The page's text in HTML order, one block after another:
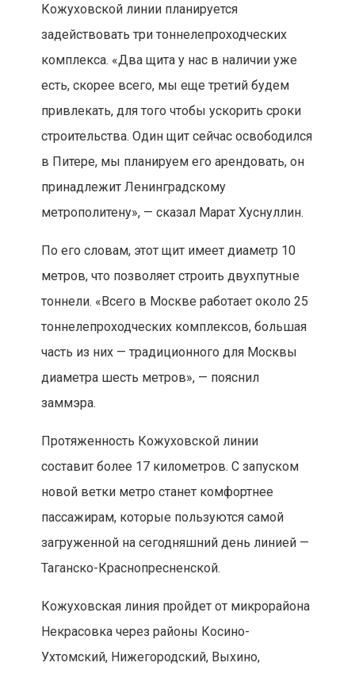
Кожуховской линии планируется
задействовать три тоннелепроходческих
комплекса. «Два щита у нас в наличии уже
есть, скорее всего, мы еще третий будем
привлекать, для того чтобы ускорить сроки
строительства. Один щит сейчас освободился
в Питере, мы планируем его арендовать, он
принадлежит Ленинградскому
метрополитену», — сказал Марат Хуснуллин.
По его словам, этот щит имеет диаметр 10
метров, что позволяет строить двухпутные
тоннели. «Всего в Москве работает около 25
тоннелепроходческих комплексов, большая
часть из них — традиционного для Москвы
диаметра шесть метров», — пояснил
заммэра.
Протяженность Кожуховской линии
составит более 17 километров. С запуском
новой ветки метро станет комфортнее
пассажирам, которые пользуются самой
загруженной на сегодняшний день линией —
Таганско-Краснопресненской.
Кожуховская линия пройдет от микрорайона
Некрасовка через районы Косино-
Ухтомский, Нижегородский, Выхино,